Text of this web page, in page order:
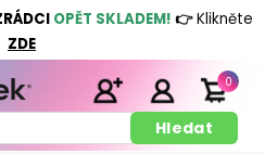
OPĚT SKLADEM! 👉Klikněte
ZDE
0